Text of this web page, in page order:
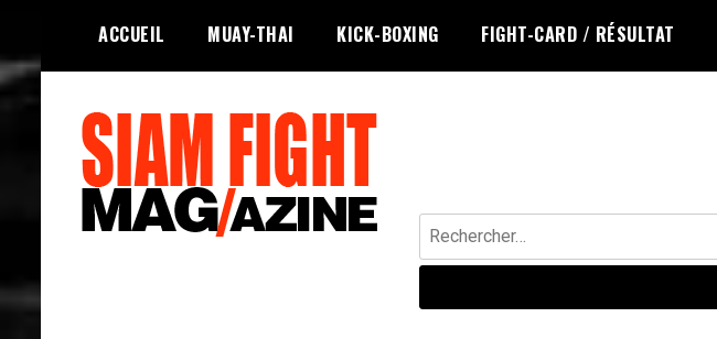
content
ACCUEIL MUAY-THAI KICK-BOXING FIGHT-CARD / RÉSULTAT
Rechercher :